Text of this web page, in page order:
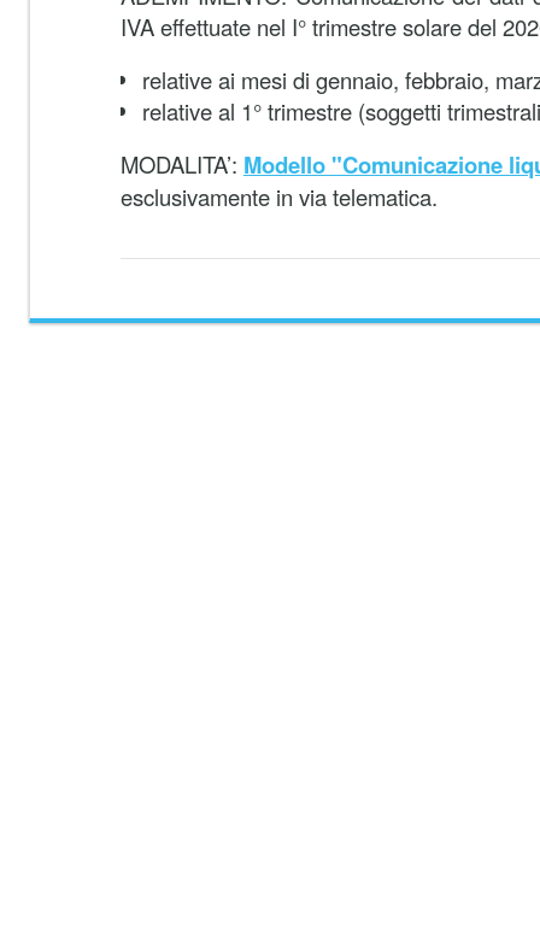
IVA effettuate nel I° trimestre solare del
relative ai mesi di gennaio, febbraio,
relative al 1° trimestre (soggetti
MODALITA’: Modello "Comunicazione
esclusivamente in via telematica.